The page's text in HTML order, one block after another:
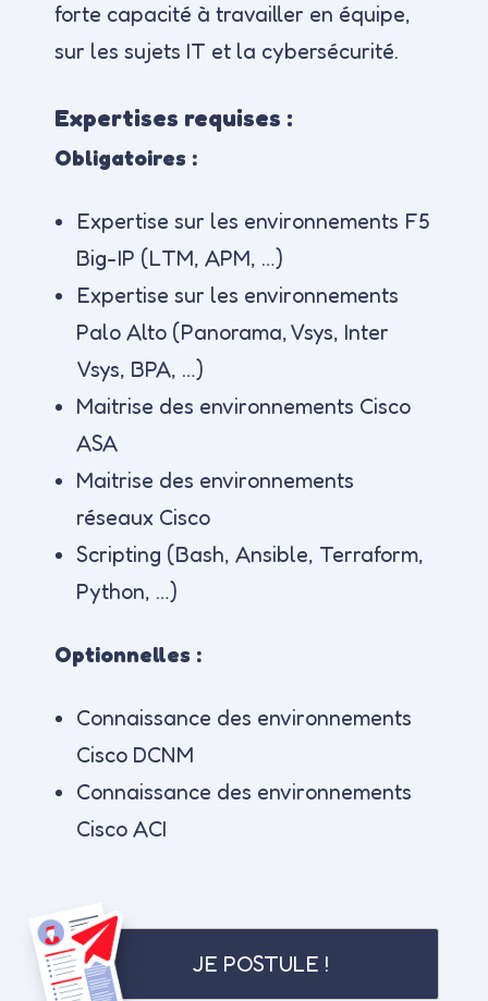
forte capacité à travailler en équipe,
sur les sujets IT et la cybersécurité.
Expertises requises :
Obligatoires :
Expertise sur les environnements F5
Big-IP (LTM, APM, …)
Expertise sur les environnements
Palo Alto (Panorama, Vsys, Inter
Vsys, BPA, …)
Maitrise des environnements Cisco
ASA
Maitrise des environnements
réseaux Cisco
Scripting (Bash, Ansible, Terraform,
Python, …)
Optionnelles :
Connaissance des environnements
Cisco DCNM
Connaissance des environnements
Cisco ACI
JE POSTULE !